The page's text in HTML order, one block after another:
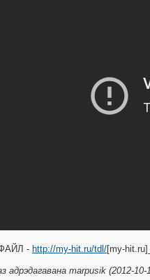
- http://my-hit.ru/tdl/[my-
адрэдагавана marpusik (2012-10-